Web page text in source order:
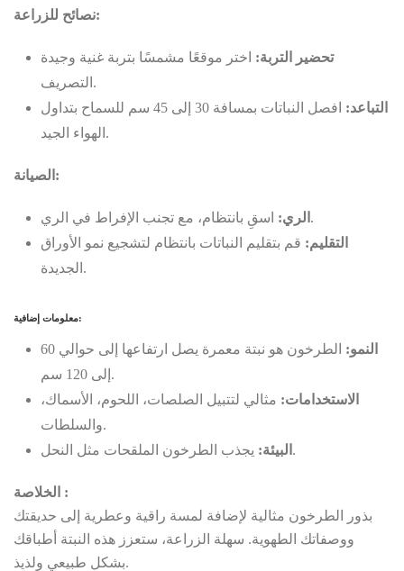
نصائح للزراعة:
تحضير التربة: اختر موقعًا مشمسًا بتربة غنية وجيدة
التصريف.
التباعد:
افصل النباتات بمسافة 30 إلى 45 سم للسماح بتداول
الهواء الجيد.
الصيانة:
الري: اسقِ بانتظام، مع تجنب الإفراط في الري.
التقليم: قم بتقليم النباتات بانتظام لتشجيع نمو الأوراق
الجديدة.
معلومات إضافية:
النمو:
الطرخون هو نبتة معمرة يصل ارتفاعها إلى حوالي 60
إلى 120 سم.
الاستخدامات: مثالي لتتبيل الصلصات، اللحوم، الأسماك،
والسلطات.
البيئة: يجذب الطرخون الملقحات مثل النحل.
الخلاصة :
بذور الطرخون مثالية لإضافة لمسة راقية وعطرية إلى حديقتك
ووصفاتك الطهوية. سهلة الزراعة، ستعزز هذه النبتة أطباقك
بشكل طبيعي ولذيذ.